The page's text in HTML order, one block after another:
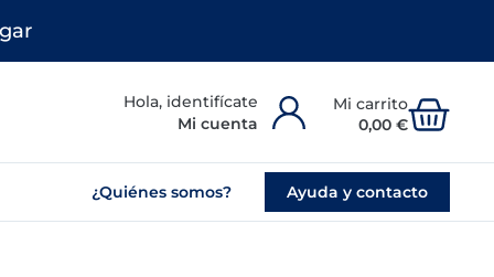
Mi cuenta 0,00 €
¿Quiénes somos? Ayuda y contacto